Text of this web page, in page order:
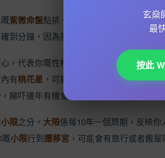
紫微命盤點排。而家好方便，上 徐子平或
到分鐘，因為差一個鐘，
坐落嘅
，代表你嘅性格同基本運勢。例如，紫微
有桃花星 ，可能異性緣好，但都要睇埋
，睇吓邊年有機會發達！
小限之分。 大限係每10年一個周期，反映你
小限行到遷移宮 ，可能會有旅行或者搬
玄燊
最
按此